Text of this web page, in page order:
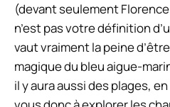
(devant seulement
n’est pas votre définition
vaut vraiment la peine
magique du bleu aigue-
il y aura aussi des plages,